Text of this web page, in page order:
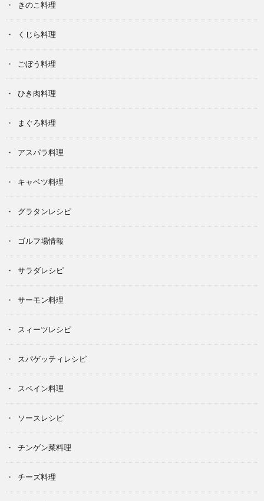
きのこ料理
くじら料理
ごぼう料理
ひき肉料理
まぐろ料理
アスパラ料理
キャベツ料理
グラタンレシピ
ゴルフ場情報
サラダレシピ
サーモン料理
スィーツレシピ
スパゲッティレシピ
スペイン料理
ソースレシピ
チンゲン菜料理
チーズ料理